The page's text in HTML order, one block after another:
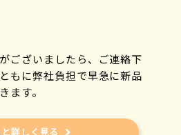
ございましたら、ご連絡下
もに弊社負担で早急に新品
ます。
詳しく見る